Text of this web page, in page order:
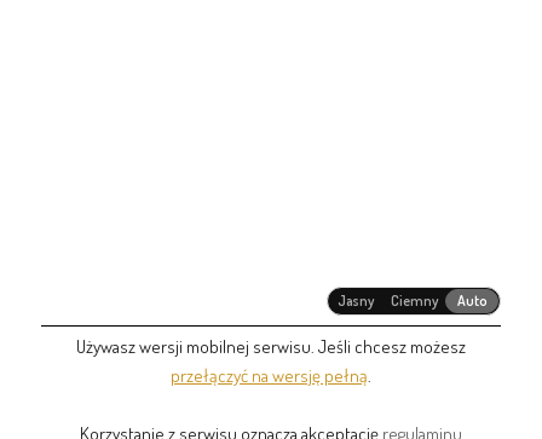
Jasny Ciemny Auto
Używasz wersji mobilnej serwisu. Jeśli chcesz możesz
przełączyć na wersję pełną
Korzystanie z serwisu oznacza akceptację regulaminu